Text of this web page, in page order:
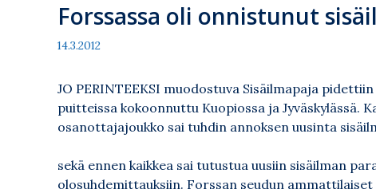
Forssassa oli onnistunut
14.3.2012
JO PERINTEEKSI muodostuva Sisäilmapaja
puitteissa kokoonnuttu Kuopiossa ja Jyväskylässä.
osanottajajoukko sai tuhdin annoksen uusinta
sekä ennen kaikkea sai tutustua uusiin sisäilman
olosuhdemittauksiin. Forssan seudun